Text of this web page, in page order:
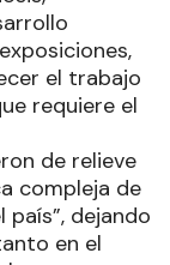
el trabajo
requiere el
de relieve
compleja de
dejando
en el